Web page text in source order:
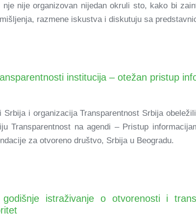
nije organizovan nijedan okruli sto, kako bi
razmene iskustva i diskutuju sa
institucija – otežan pristup
Srbija i organizacija Transparentnost Srbija
Transparentnost na agendi – Pristup
za otvoreno društvo, Srbija u Beogradu.
istraživanje o otvorenosti i